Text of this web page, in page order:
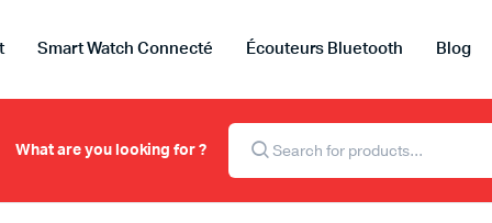
Smart Watch Connecté Écouteurs Bluetooth Blog
What are you looking for ?
Recherche